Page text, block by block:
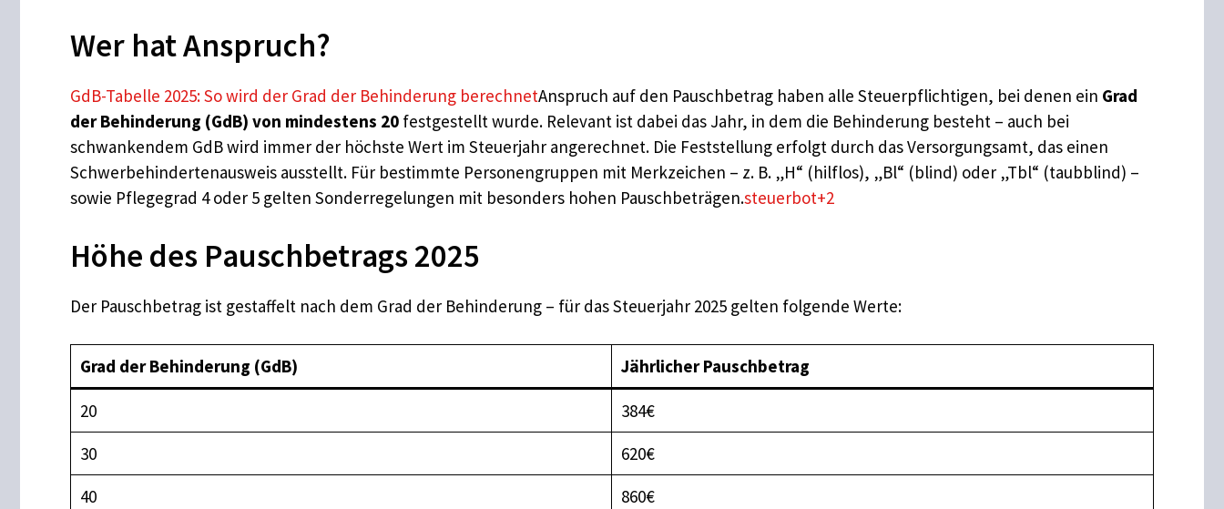
Wer hat Anspruch?
GdB-Tabelle 2025: So wird der Grad der Behinderung berechnetAnspruch auf den Pauschbetrag haben alle Steuerpflichtigen, bei denen ein Grad
der Behinderung (GdB) von mindestens 20 festgestellt wurde. Relevant ist dabei das Jahr, in dem die Behinderung besteht – auch bei
schwankendem GdB wird immer der höchste Wert im Steuerjahr angerechnet. Die Feststellung erfolgt durch das Versorgungsamt, das einen
Schwerbehindertenausweis ausstellt. Für bestimmte Personengruppen mit Merkzeichen – z. B. „H“ (hilflos), „Bl“ (blind) oder „Tbl“ (taubblind) –
sowie Pflegegrad 4 oder 5 gelten Sonderregelungen mit besonders hohen Pauschbeträgen.steuerbot+2
Höhe des Pauschbetrags 2025
Der Pauschbetrag ist gestaffelt nach dem Grad der Behinderung – für das Steuerjahr 2025 gelten folgende Werte:
Grad der Behinderung (GdB) Jährlicher Pauschbetrag
20
384€
30
620€
40
860€